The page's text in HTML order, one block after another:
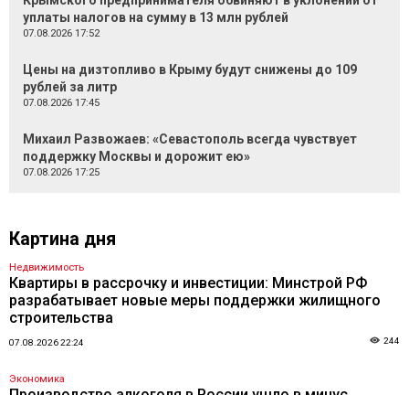
уплаты налогов на сумму в 13 млн рублей
07.08.2026 17:52
Цены на дизтопливо в Крыму будут снижены до 109
рублей за литр
07.08.2026 17:45
Михаил Развожаев: «Севастополь всегда чувствует
поддержку Москвы и дорожит ею»
07.08.2026 17:25
Картина дня
Недвижимость
Квартиры в рассрочку и инвестиции: Минстрой РФ
разрабатывает новые меры поддержки жилищного
строительства
07.08.2026 22:24 244
Экономика